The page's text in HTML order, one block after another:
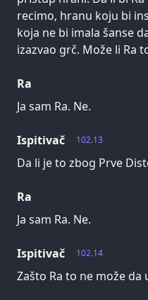
recimo, hranu koju bi
koja ne bi imala šanse
izazvao grč. Može li Ra
Ra
Ja sam Ra. Ne.
102.13
Ispitivač
Da li je to zbog Prve
Ra
Ja sam Ra. Ne.
102.14
Ispitivač
Zašto Ra to ne može da